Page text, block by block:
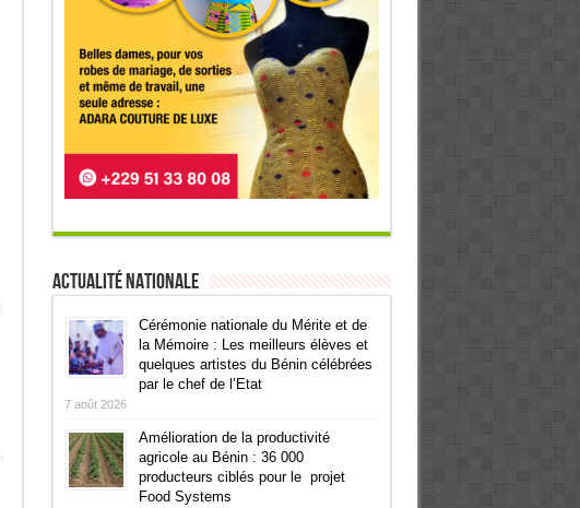
Actualité Nationale
Cérémonie nationale du Mérite et de
la Mémoire : Les meilleurs élèves et
quelques artistes du Bénin célébrées
par le chef de l’Etat
7 août 2026
Amélioration de la productivité
agricole au Bénin : 36 000
producteurs ciblés pour le projet
Food Systems